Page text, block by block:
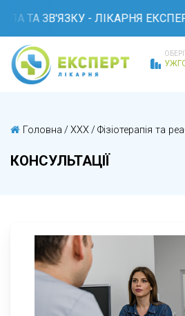
ТА ЗВ'ЯЗКУ - ЛІКАРНЯ
Головна /XXX/Фізіотерапія та
КОНСУЛЬТАЦІЇ